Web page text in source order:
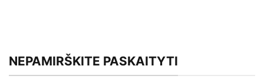
NEPAMIRŠKITE PASKAITYTI